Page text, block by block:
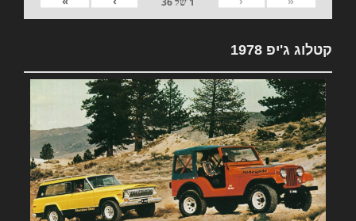
קטלוג ג'יפ 1978